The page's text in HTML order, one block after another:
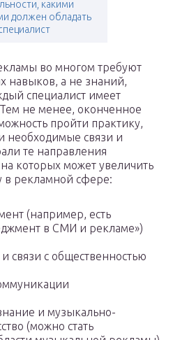
какими
должен обладать
во многом требуют
навыков, а не знаний,
специалист имеет
не менее, оконченное
пройти практику,
необходимые связи и
те направления
которых может увеличить
в рекламной сфере:
(например, есть
в СМИ и рекламе»)
связи с общественностью
и музыкально-
(можно стать